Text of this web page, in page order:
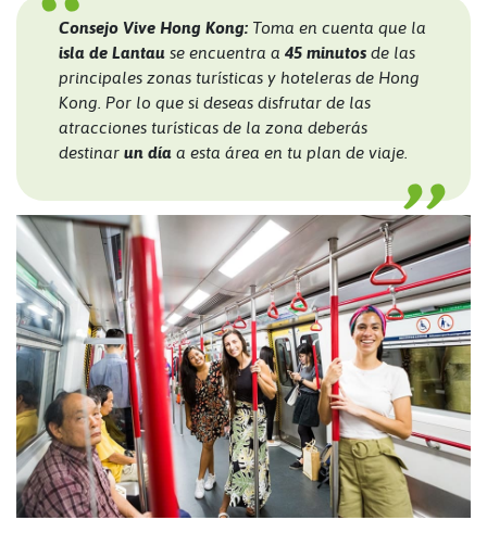
Consejo Vive Hong Kong: Toma en cuenta que la
isla de Lantau se encuentra a 45 minutos de las
principales zonas turísticas y hoteleras de Hong
Kong. Por lo que si deseas disfrutar de las
atracciones turísticas de la zona deberás
destinar un día a esta área en tu plan de viaje.